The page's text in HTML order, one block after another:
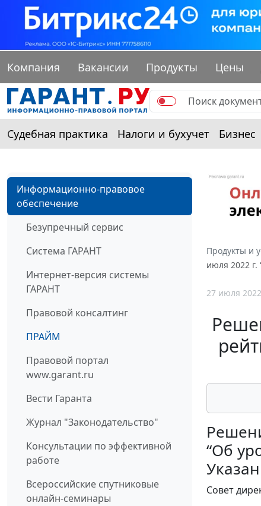
Компания Вакансии Продукты Цены
Судебная практика Налоги и бухучет Бизнес
Информационно-правовое
обеспечение
Безупречный сервис
Система ГАРАНТ
Интернет-версия системы
ГАРАНТ
Правовой консалтинг
ПРАЙМ
Правовой портал
www.garant.ru
Вести Гаранта
Журнал "Законодательство"
Консультации по эффективной
работе
Всероссийские спутниковые
онлайн-семинары
Продукты и
июля 2022 г.
27 июля 2022
“Об
Совет